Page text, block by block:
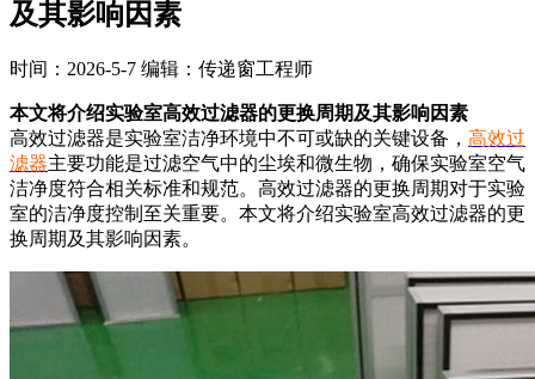
及其影响因素
时间：2026-5-7 编辑：传递窗工程师
本文将介绍实验室高效过滤器的更换周期及其影响因素
高效过滤器是实验室洁净环境中不可或缺的关键设备， 高效过
滤器主要功能是过滤空气中的尘埃和微生物，确保实验室空气
洁净度符合相关标准和规范。高效过滤器的更换周期对于实验
室的洁净度控制至关重要。本文将介绍实验室高效过滤器的更
换周期及其影响因素。